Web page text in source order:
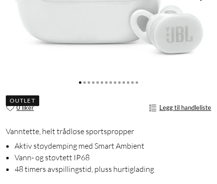
OUTLET
0 liker Legg til handleliste
Vanntette, helt trådløse sportspropper
Aktiv støydemping med Smart Ambient
Vann- og støvtett IP68
48 timers avspillingstid, pluss hurtiglading